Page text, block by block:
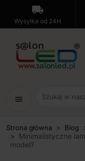
local_shipping
Wysyłka od 24H
menu
Strona główna Blog
Minimalistyczne
model?